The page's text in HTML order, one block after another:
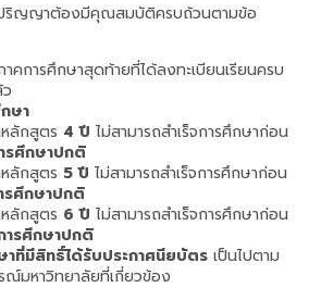
ริญญาต้องมีคุณสมบัติครบถ้วนตามข้อ
คการศึกษาสุดท้ายที่ได้ลงทะเบียนเรียนครบ
ษา
ลักสูตร 4 ปี ไม่สามารถสำเร็จการศึกษาก่อน
รศึกษาปกติ
ลักสูตร 5 ปี ไม่สามารถสำเร็จการศึกษาก่อน
รศึกษาปกติ
ลักสูตร 6 ปี ไม่สามารถสำเร็จการศึกษาก่อน
ารศึกษาปกติ
ที่มีสิทธิ์ได้รับประกาศนียบัตร เป็นไปตาม
มหาวิทยาลัยที่เกี่ยวข้อง